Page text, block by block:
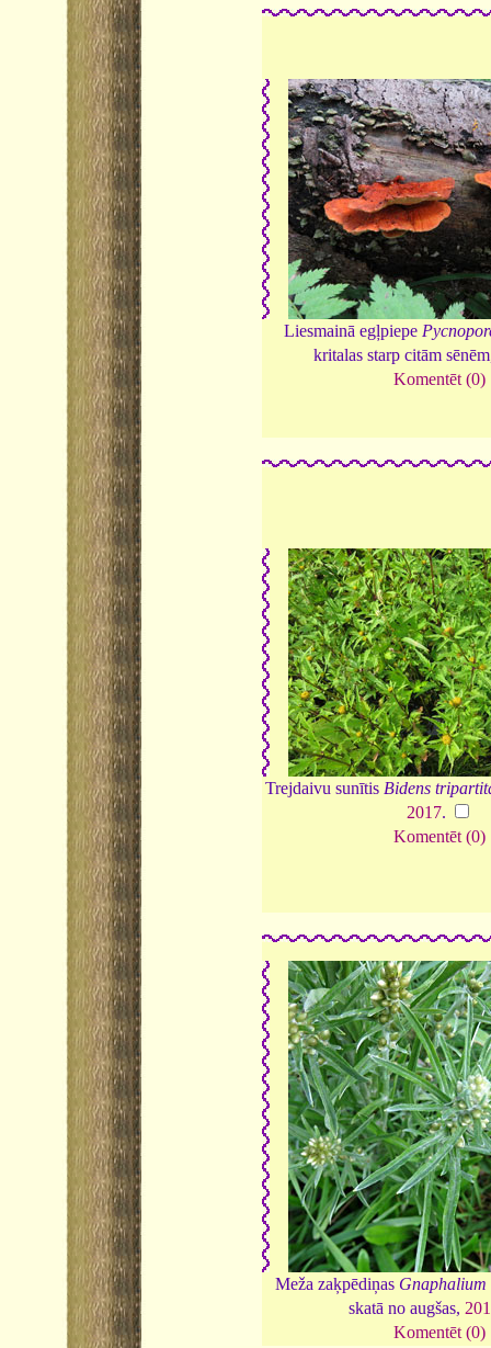
Liesmainā egļpiepe
kritalas starp citām
Komentēt (0)
Trejdaivu sunītis Bidens
2017.
Komentēt (0)
Meža zaķpēdiņas Gnaphalium
skatā no augšas,
Komentēt (0)